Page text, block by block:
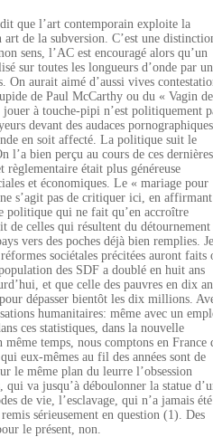
que l’art contemporain exploite la
art de la subversion. C’est une
sens, l’AC est encouragé alors qu’un
sur toutes les longueurs d’onde par
On aurait aimé d’aussi vives
de Paul McCarthy ou du « Vagin
à touche-pipi n’est politiquement
devant des audaces pornographiques
en soit affecté. La politique suit le
l’a bien perçu au cours de ces dernières
règlementaire était plus généreuse
et économiques. Le « mariage pour
s’agit pas de critiquer ici, en affirmant
politique qui ne fait qu’en accroître
de celles qui résultent du détournement
vers des poches déjà bien remplies. Je
sociétales précitées auront faits
des SDF a doublé en huit ans
et que celle des pauvres en dix
dépasser bientôt les dix millions.
humanitaires: même avec un
ces statistiques, dans la nouvelle
temps, nous comptons en France
eux-mêmes au fil des années sont de
le même plan du leurre l’obsession
qui va jusqu’à déboulonner la statue
de vie, l’esclavage, qui n’a jamais été
sérieusement en question (1). Des
le présent, non.